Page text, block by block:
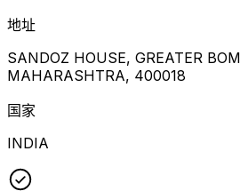
地址
SANDOZ HOUSE, GREATER
MAHARASHTRA, 400018
国家
INDIA